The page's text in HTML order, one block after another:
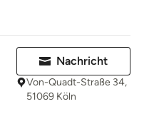
Nachricht
Von-Quadt-Straße 34,
51069 Köln